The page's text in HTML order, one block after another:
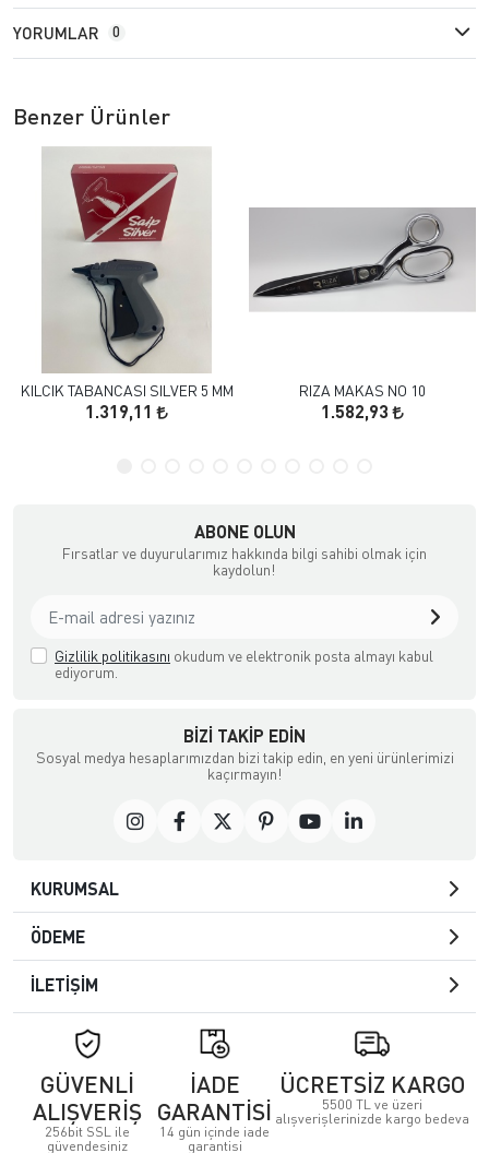
YORUMLAR 0
Benzer Ürünler
KILCIK TABANCASI SILVER 5 MM
1.319,11
RIZA MAKAS NO 10
1.582,93
ABONE OLUN
Fırsatlar ve duyurularımız hakkında bilgi sahibi olmak için
kaydolun!
Gizlilik politikasını okudum ve elektronik posta almayı kabul
ediyorum.
BIZI TAKIP EDIN
Sosyal medya hesaplarımızdan bizi takip edin, en yeni ürünlerimizi
kaçırmayın!
KURUMSAL
ÖDEME
İLETİŞİM
GÜVENLİ
ALIŞVERİŞ
256bit SSL ile
güvendesiniz
İADE
GARANTİSİ
14 gün içinde iade
garantisi
ÜCRETSİZ KARGO
5500 TL ve üzeri
alışverişlerinizde kargo bedeva